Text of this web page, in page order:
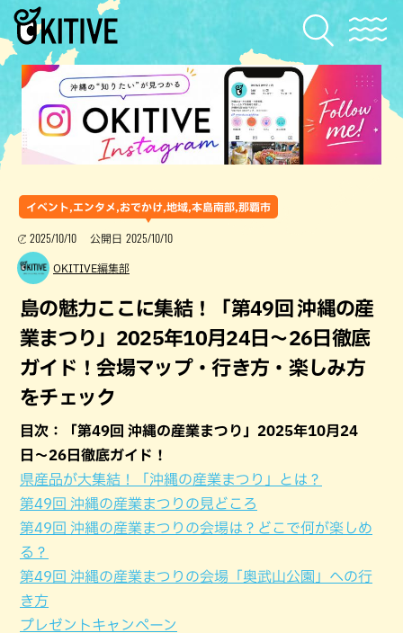
イベント,エンタメ,おでかけ,地域,本島南部,那覇市
2025/10/10 公開日 2025/10/10
OKITIVE編集部
島の魅力ここに集結！「第49回 沖縄の産
業まつり」2025年10月24日〜26日徹底
ガイド！会場マップ・行き方・楽しみ方
をチェック
目次：「第49回 沖縄の産業まつり」2025年10月24
日〜26日徹底ガイド！
県産品が大集結！「沖縄の産業まつり」とは？
第49回 沖縄の産業まつりの見どころ
第49回 沖縄の産業まつりの会場は？どこで何が楽しめ
る？
第49回 沖縄の産業まつりの会場「奥武山公園」への行
き方
プレゼントキャンペーン